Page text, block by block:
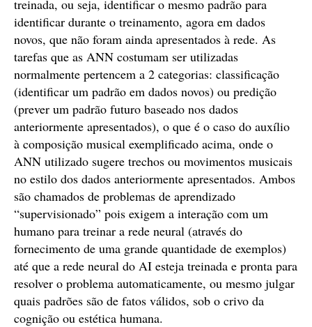
treinada, ou seja, identificar o mesmo padrão para
identificar durante o treinamento, agora em dados
novos, que não foram ainda apresentados à rede. As
tarefas que as ANN costumam ser utilizadas
normalmente pertencem a 2 categorias: classificação
(identificar um padrão em dados novos) ou predição
(prever um padrão futuro baseado nos dados
anteriormente apresentados), o que é o caso do auxílio
à composição musical exemplificado acima, onde o
ANN utilizado sugere trechos ou movimentos musicais
no estilo dos dados anteriormente apresentados. Ambos
são chamados de problemas de aprendizado
“supervisionado” pois exigem a interação com um
humano para treinar a rede neural (através do
fornecimento de uma grande quantidade de exemplos)
até que a rede neural do AI esteja treinada e pronta para
resolver o problema automaticamente, ou mesmo julgar
quais padrões são de fatos válidos, sob o crivo da
cognição ou estética humana.